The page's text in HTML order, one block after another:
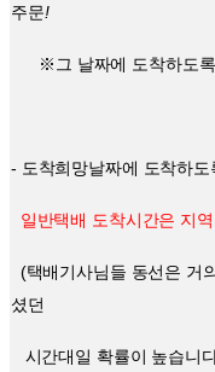
주문!
※그 날짜에 도착하도
- 도착희망날짜에 도착하
일반택배 도착시간은 지
(택배기사님들 동선은 거
셨던
시간대일 확률이 높습니